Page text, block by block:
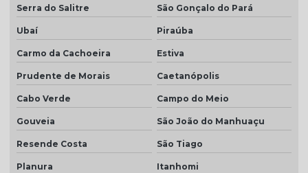
Serra do Salitre São Gonçalo do Pará
Ubaí Piraúba
Carmo da Cachoeira Estiva
Prudente de Morais Caetanópolis
Cabo Verde Campo do Meio
Gouveia São João do Manhuaçu
Resende Costa São Tiago
Planura Itanhomi